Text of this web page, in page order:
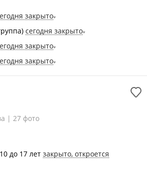
закрыто
сегодня закрыто
закрыто
закрыто
| 27 фото
до 17 лет закрыто, откроется